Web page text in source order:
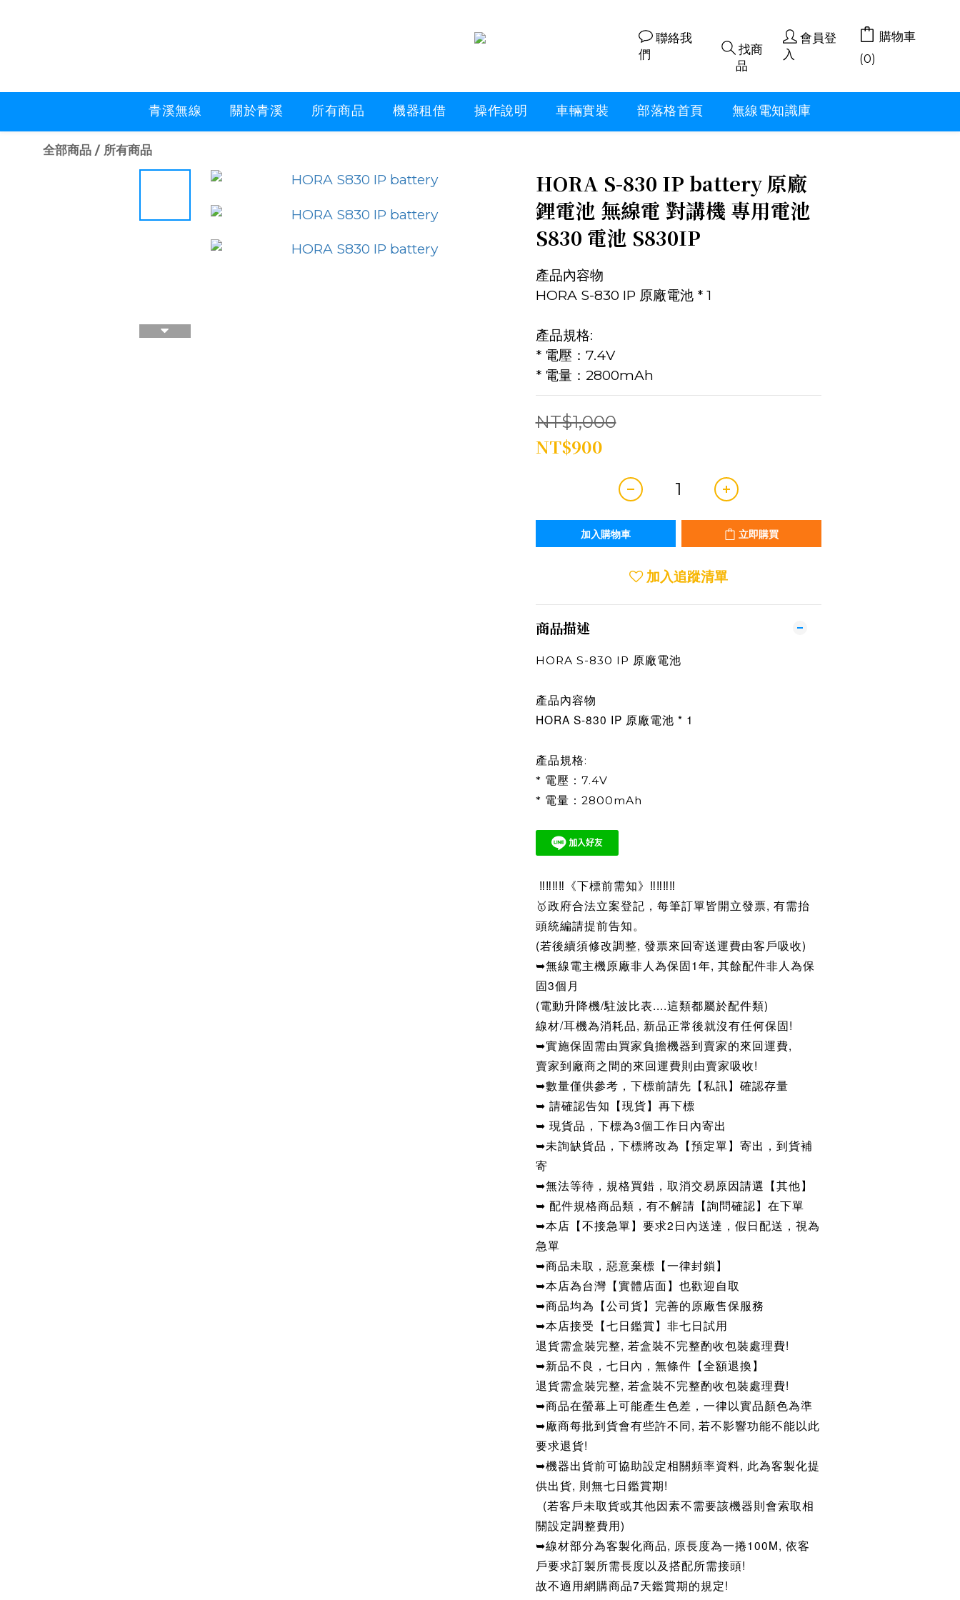
聯絡我
們
找商
品
會員登
入
購物車
(0)
青溪無線 關於青溪 所有商品 機器租借 操作說明 車輛實裝 部落格首頁 無線電知識庫
全部商品 / 所有商品
HORA S-830 IP battery 原廠
鋰電池 無線電 對講機 專用電池
S830 電池 S830IP
產品內容物
HORA S-830 IP 原廠電池 * 1
產品規格:
* 電壓：7.4V
* 電量：2800mAh
NT$1,000
NT$900
加入購物車 立即購買
加入追蹤清單
商品描述
HORA S-830 IP 原廠電池
產品內容物
HORA S-830 IP 原廠電池 * 1
產品規格:
* 電壓：7.4V
* 電量：2800mAh
‼‼‼‼《下標前需知》‼‼‼‼
🥇政府合法立案登記，每筆訂單皆開立發票, 有需抬
頭統編請提前告知。
(若後續須修改調整, 發票來回寄送運費由客戶吸收)
➥無線電主機原廠非人為保固1年, 其餘配件非人為保
固3個月
(電動升降機/駐波比表....這類都屬於配件類)
線材/耳機為消耗品, 新品正常後就沒有任何保固!
➥實施保固需由買家負擔機器到賣家的來回運費,
賣家到廠商之間的來回運費則由賣家吸收!
➥數量僅供參考，下標前請先【私訊】確認存量
➥ 請確認告知【現貨】再下標
➥ 現貨品，下標為3個工作日內寄出
➥未詢缺貨品，下標將改為【預定單】寄出，到貨補
寄
➥無法等待，規格買錯，取消交易原因請選【其他】
➥ 配件規格商品類，有不解請【詢問確認】在下單
➥本店【不接急單】要求2日內送達，假日配送，視為
急單
➥商品未取，惡意棄標【一律封鎖】
➥本店為台灣【實體店面】也歡迎自取
➥商品均為【公司貨】完善的原廠售保服務
➥本店接受【七日鑑賞】非七日試用
退貨需盒裝完整, 若盒裝不完整酌收包裝處理費!
➥新品不良，七日內，無條件【全額退換】
退貨需盒裝完整, 若盒裝不完整酌收包裝處理費!
➥商品在螢幕上可能產生色差，一律以實品顏色為準
➥廠商每批到貨會有些許不同, 若不影響功能不能以此
要求退貨!
➥機器出貨前可協助設定相關頻率資料, 此為客製化提
供出貨, 則無七日鑑賞期!
(若客戶未取貨或其他因素不需要該機器則會索取相
關設定調整費用)
➥線材部分為客製化商品, 原長度為一捲100M, 依客
戶要求訂製所需長度以及搭配所需接頭!
故不適用網購商品7天鑑賞期的規定!